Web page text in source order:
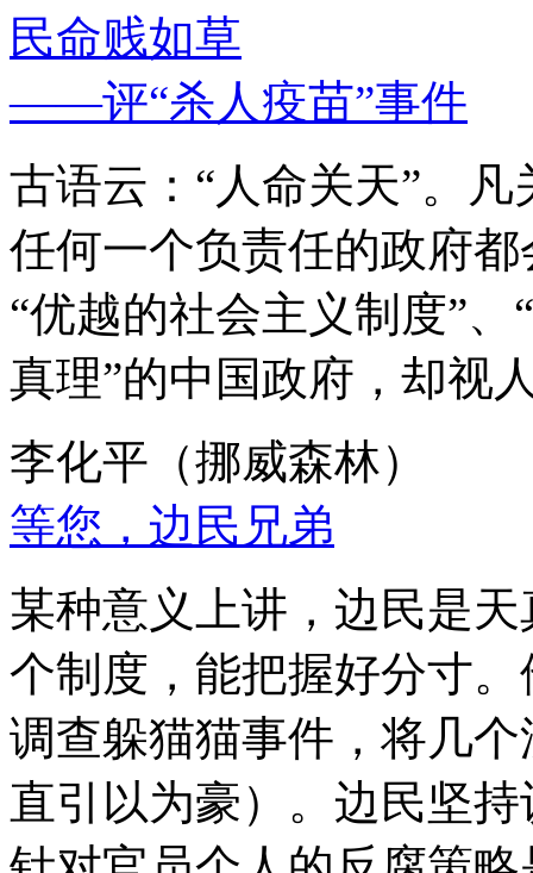
民命贱如草
——评“杀人疫苗”事件
古语云：“人命关天”。
任何一个负责任的政府
“优越的社会主义制度”
真理”的中国政府，却视
李化平（挪威森林）
等您，边民兄弟
某种意义上讲，边民是
个制度，能把握好分寸
调查躲猫猫事件，将几
直引以为豪）。边民坚